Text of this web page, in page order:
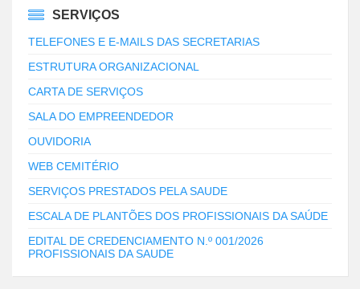
SERVIÇOS
TELEFONES E E-MAILS DAS SECRETARIAS
ESTRUTURA ORGANIZACIONAL
CARTA DE SERVIÇOS
SALA DO EMPREENDEDOR
OUVIDORIA
WEB CEMITÉRIO
SERVIÇOS PRESTADOS PELA SAUDE
ESCALA DE PLANTÕES DOS PROFISSIONAIS DA SAÚDE
EDITAL DE CREDENCIAMENTO N.º 001/2026
PROFISSIONAIS DA SAUDE